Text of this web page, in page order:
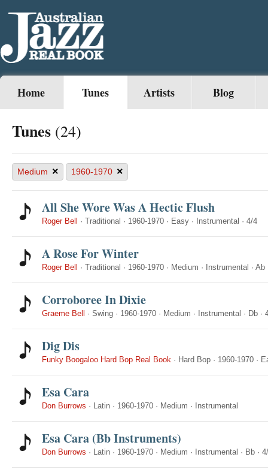
Home Tunes Artists Blog
Tunes (24)
Medium × 1960-1970 ×
All She Wore Was A Hectic Flush
Roger Bell · Traditional · 1960-1970 · Easy · Instrumental · 4/4
A Rose For Winter
Roger Bell · Traditional · 1960-1970 · Medium · Instrumental · Ab
Corroboree In Dixie
Graeme Bell · Swing · 1960-1970 · Medium · Instrumental · Db ·
Dig Dis
Funky Boogaloo Hard Bop Real Book · Hard Bop · 1960-1970 ·
Esa Cara
Don Burrows · Latin · 1960-1970 · Medium · Instrumental
Esa Cara (Bb Instruments)
Don Burrows · Latin · 1960-1970 · Medium · Instrumental · Bb ·